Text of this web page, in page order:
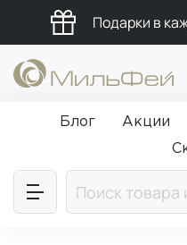
Подарки в
Блог Акции